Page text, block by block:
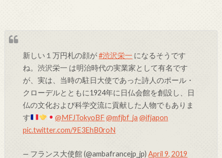
新しい１万円札の顔が#渋沢栄一 になるそうです
ね。渋沢栄一 は明治時代の実業家として有名です
が、実は、当時の駐日大使であった詩人のポール・
クローデルとともに1924年に日仏会館を創設し、日
仏の文化および科学交流に貢献した人物でもありま
す
@MFJTokyoBF @mfjbf_ja @ifjapon
pic.twitter.com/9E3EhB0roN
— フランス大使館 (@ambafrancejp_jp)April 9, 2019